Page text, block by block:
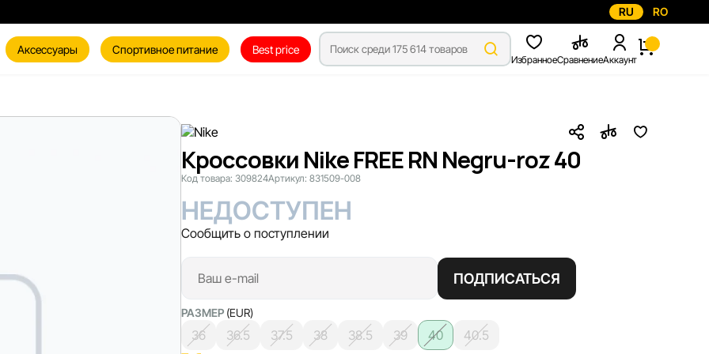
RU RO
Аксессуары Спортивное питание Best price
ИзбранноеСравнениеАккаунт
Кроссовки Nike FREE RN Negru-roz 40
Код товара: 309824Артикул: 831509-008
НЕДОСТУПЕН
Сообщить о поступлении
ПОДПИСАТЬСЯ
РАЗМЕР (EUR)
36 36.5 37.5 38 38.5 39 40
40.5